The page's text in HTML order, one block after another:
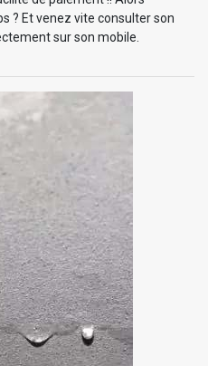
? Et venez vite consulter son
sur son mobile.